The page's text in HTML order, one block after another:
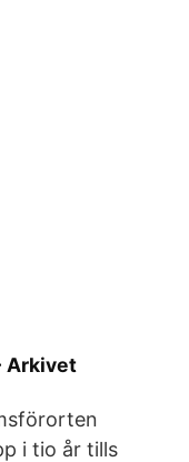
Arkivet
i tio år tills